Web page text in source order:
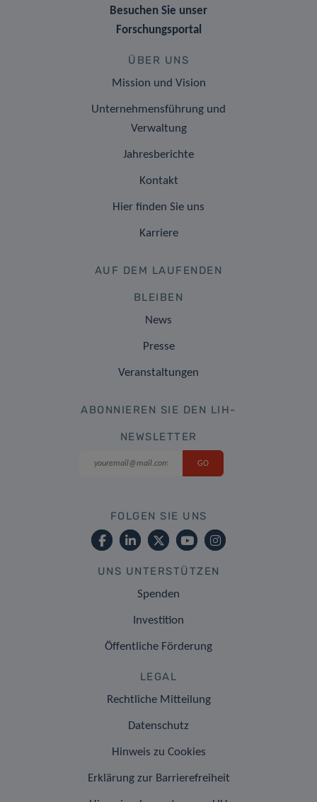
Besuchen Sie unser
Forschungsportal
ÜBER UNS
Mission und Vision
Unternehmensführung und
Verwaltung
Jahresberichte
Kontakt
Hier finden Sie uns
Karriere
AUF DEM LAUFENDEN
BLEIBEN
News
Presse
Veranstaltungen
ABONNIEREN SIE DEN LIH-
NEWSLETTER
FOLGEN SIE UNS
UNS UNTERSTÜTZEN
Spenden
Investition
Öffentliche Förderung
LEGAL
Rechtliche Mitteilung
Datenschutz
Hinweis zu Cookies
Erklärung zur Barrierefreiheit